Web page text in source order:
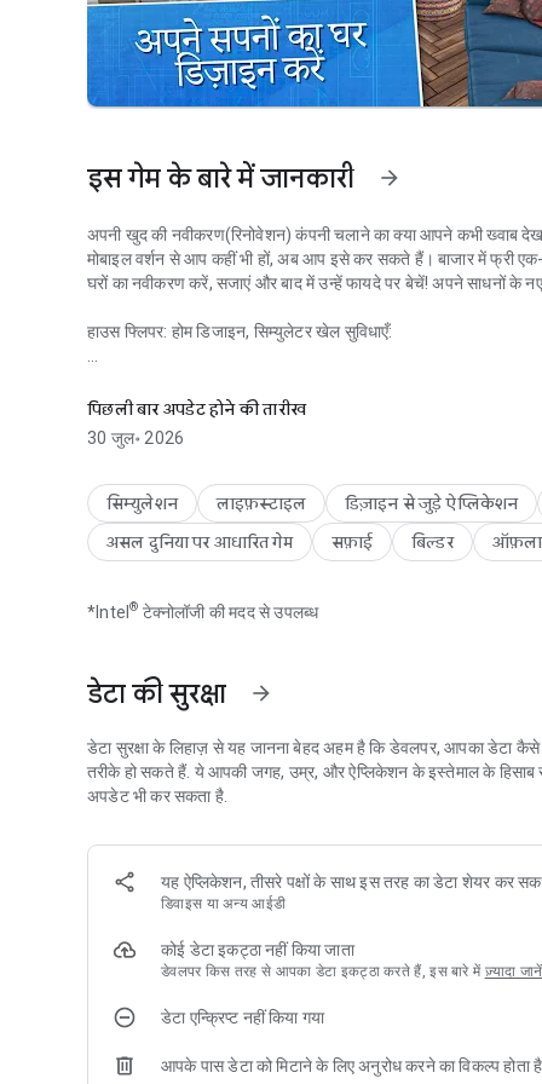
इस गेम के बारे में जानकारी arrow_forward
अपनी खुद की नवीकरण(रिनोवेशन) कंपनी चलाने का क्‍या आपने कभी ख्‍वाब
मोबाइल वर्शन से आप कहीं भी हों, अब आप इसे कर सकते हैं। बाजार में फ्री एक-
घरों का नवीकरण करें, सजाएं और बाद में उन्‍हें फायदे पर बेचें! अपने साधनों के
हाउस फ्लिपर: होम डिजाइन, सिम्युलेटर खेल सुविधाएँ:
✔️ सुचारू सहज और व्‍यसनयुक्‍त गेमप्ले (60 FPS गेमप्ले)
✔️ भिन्न रोचक कार्य
✔️ घरों की आंतरिक सजावट के साथ-साथ 🏠 खरीदना, सुधारना और बेचना
✔️ 500 से अधिक मनमोहक सजावट और फर्नीचर
और वह सब मोबाइल संयोजन में सर्वाधिक अधिक पसंद किए जाने वाले सिमुलेशन
आर्डर पूरे करें
एहसास होगा। एलेनोर मूर और कलात्‍मक ढंग से उपहारस्‍वरूप दिए गए जीवों
विशिष्‍टताओं से युक्‍त वस्तुओं के विभिन्न स्थानों की पेशकश करता है।
इंटीरियर सजाएं
(पृष्ठभूमि) भी जानें। हाइकु लेखन से बिल्‍ली का क्या लेना-देना? बेबीलोन के
के विवरण में आप और अधिक अजीब प्रश्‍नों के उत्‍तर पाएंगे। यह सब 3D
अनुभव करें
हाउस फ़्लिपर में आप ज्‍यों-ज्‍यों आगे बढ़ेंगे: होम डिज़ाइन, सिम्युलेटर गेम्स,
अगले पायदानों पर चढ़ें। जब आप सख्‍त चमड़े के दस्ताने पहन सकते हैं, तो
का इंटीरियर अपने डिजाइन से व्यवस्थित कर सकते हैं। यह सजीला हो
पिछली बार अपडेट होने की तारीख
30 जुल॰ 2026
सिम्युलेशन लाइफ़स्टाइल डिज़ाइन से जुड़े ऐप्लिकेशन
असल दुनिया पर आधारित गेम
सफ़ाई बिल्डर
*Intel® टेक्नोलॉजी की मदद से उपलब्ध
डेटा की सुरक्षा arrow_forward
डेटा सुरक्षा के लिहाज़ से यह जानना बेहद अहम है कि डेवलपर, आपका डेटा
तरीके हो सकते हैं. ये आपकी जगह, उम्र, और ऐप्लिकेशन के इस्तेमाल के
अपडेट भी कर सकता है.
यह ऐप्लिकेशन, तीसरे पक्षों के साथ इस तरह का डेटा शेयर कर
डिवाइस या अन्य आईडी
कोई डेटा इकट्ठा नहीं किया जाता
डेवलपर किस तरह से आपका डेटा इकट्ठा करते हैं, इस बारे में ज़्यादा जानें
डेटा एन्क्रिप्ट नहीं किया गया
आपके पास डेटा को मिटाने के लिए अनुरोध करने का विकल्प होता है